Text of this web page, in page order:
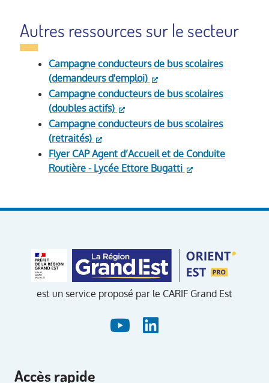
Autres ressources sur le secteur
Campagne conducteurs de bus scolaires
(demandeurs d'emploi)
Campagne conducteurs de bus scolaires
(doubles actifs)
Campagne conducteurs de bus scolaires
(retraités)
Flyer CAP Agent d’Accueil et de Conduite
Routière - Lycée Ettore Bugatti
est un service proposé par le CARIF Grand Est
Accès rapide